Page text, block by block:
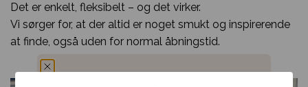
Det er enkelt, fleksibelt – og det virker.
Vi sørger for, at der altid er noget smukt og inspirerende
at finde, også uden for normal åbningstid.